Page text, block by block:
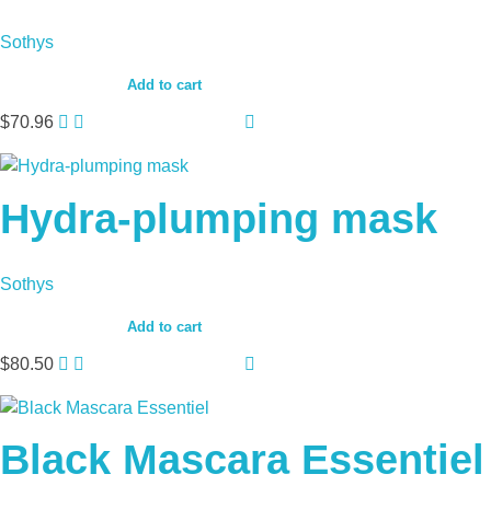
Sothys
$70.96
Add to cart
Hydra-plumping mask
Sothys
$80.50
Add to cart
Black Mascara Essentiel